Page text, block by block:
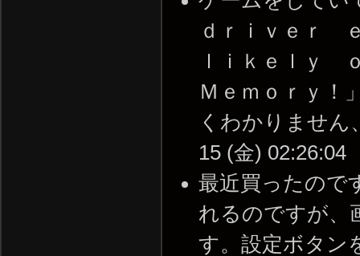
ｄｒｉｖｅｒ
ｌｉｋｅｌ
Ｍｅｍｏｒｙ！
くわかりませ
15 (金) 02:26:04
最近買ったので
れるのですが、
す。設定ボタン